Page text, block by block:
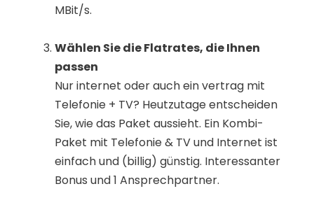
MBit/s.
Wählen Sie die Flatrates, die Ihnen
passen
Nur internet oder auch ein vertrag mit
Telefonie + TV? Heutzutage entscheiden
Sie, wie das Paket aussieht. Ein Kombi-
Paket mit Telefonie & TV und Internet ist
einfach und (billig) günstig. Interessanter
Bonus und 1 Ansprechpartner.